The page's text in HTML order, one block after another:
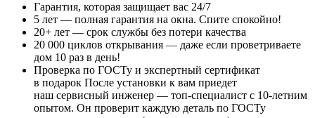
Гарантия, которая защищает вас 24/7
5 лет — полная гарантия на окна. Спите спокойно!
20+ лет — срок службы без потери качества
20 000 циклов открывания — даже если проветриваете
дом 10 раз в день!
Проверка по ГОСТу и экспертный сертификат
в подарок После установки к вам приедет
наш сервисный инженер — топ-специалист с 10-летним
опытом. Он проверит каждую деталь по ГОСТу